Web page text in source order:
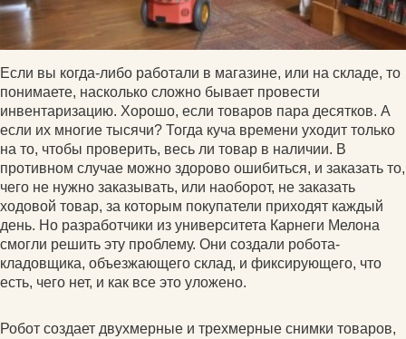
Если вы когда-либо работали в магазине, или на складе, то
понимаете, насколько сложно бывает провести
инвентаризацию. Хорошо, если товаров пара десятков. А
если их многие тысячи? Тогда куча времени уходит только
на то, чтобы проверить, весь ли товар в наличии. В
противном случае можно здорово ошибиться, и заказать то,
чего не нужно заказывать, или наоборот, не заказать
ходовой товар, за которым покупатели приходят каждый
день. Но разработчики из университета Карнеги Мелона
смогли решить эту проблему. Они создали робота-
кладовщика, объезжающего склад, и фиксирующего, что
есть, чего нет, и как все это уложено.
Робот создает двухмерные и трехмерные снимки товаров,